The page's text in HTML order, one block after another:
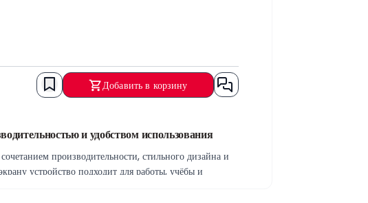
Добавить в корзину
и удобством использования
производительности, стильного дизайна и
устройство подходит для работы, учёбы и